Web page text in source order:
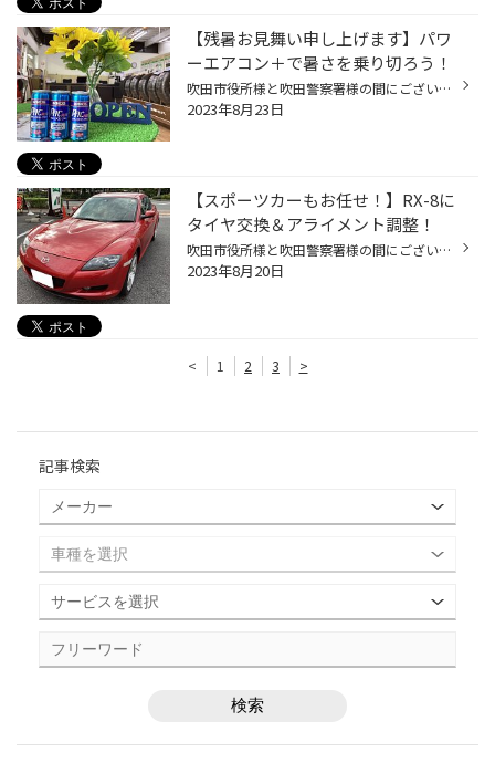
【残暑お見舞い申し上げます】パワ
ーエアコン＋で暑さを乗り切ろう！
吹田市役所様と吹田警察署様の間にございますタイヤ館吹田のホームページをご覧頂き有難うございます（＾_＾） 8月ももう下旬に差し掛かっておりますが、依然として暑いですね〜(°_°)気象庁様のホームページを拝見すると今月中はまだ最高気温が30℃中くらいで続くようです。残暑というよりまだまだ夏...
2023年8月23日
【スポーツカーもお任せ！】RX-8に
タイヤ交換＆アライメント調整！
吹田市役所様と吹田警察署様の間にございますタイヤ館吹田のホームページをご覧頂き有難うございます!(^^)! 私なんかはひと昔前までミツビシのランサーエボリューションに乗ってましたし、スタッフの佐賀はスバルのインプレッサに乗っておりますけども、やっぱり街中でスポーツカーを見かける事って...
2023年8月20日
< 1 2 3 >
記事検索